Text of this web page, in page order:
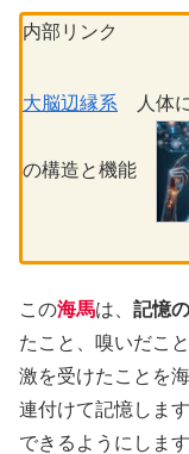
内部リンク
大脳辺縁系 人体
の構造と機能
この海馬は、 記憶
たこと、嗅いだこ
激を受けたことを
連付けて記憶しま
できるようにします